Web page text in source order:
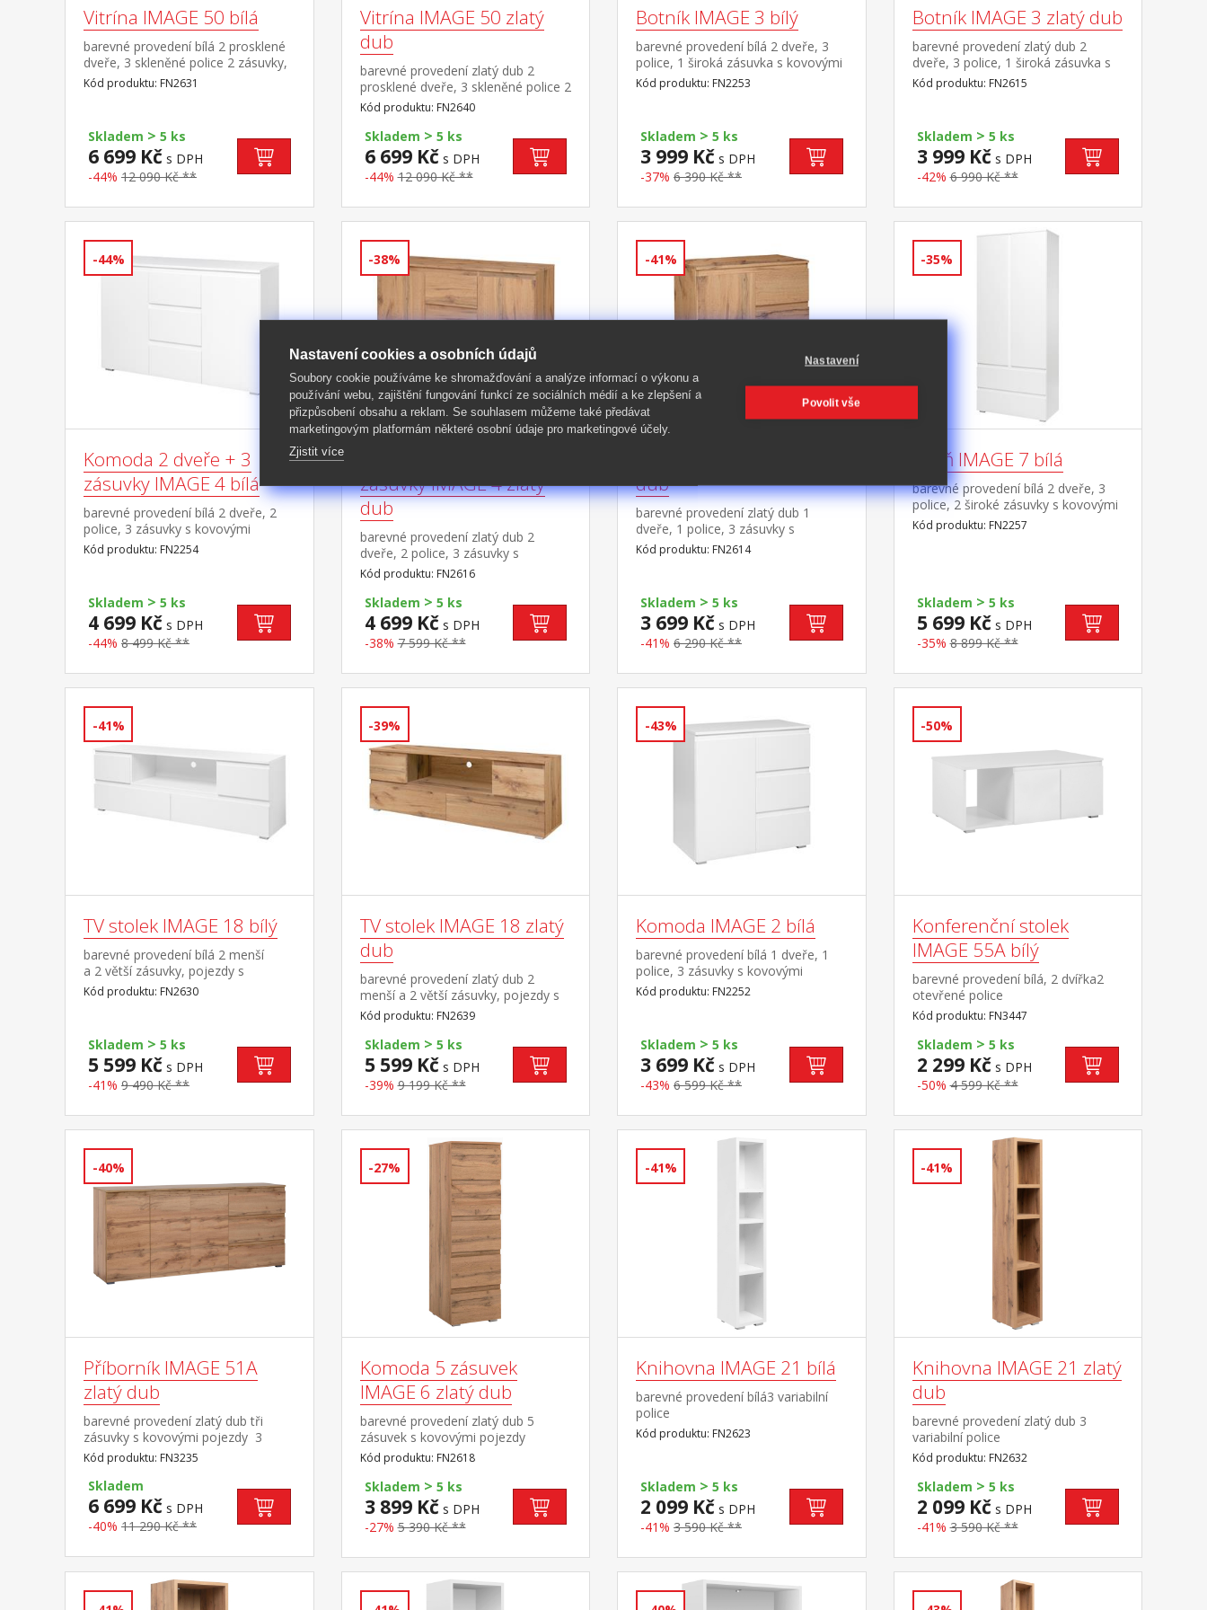
Vitrína IMAGE 50 bílá
barevné provedení bílá 2 prosklené
dveře, 3 skleněné police 2 zásuvky,
pojezdy s kuličkovými ložisky záda
jsou oboustranná, možno zvolit
dub
Kód produktu: FN2631
Skladem > 5 ks
6 699 Kč s DPH
-44% 12 090 Kč **
Vitrína IMAGE 50 zlatý
dub
barevné provedení zlatý dub 2
prosklené dveře, 3 skleněné police 2
zásuvky, pojezdy s kuličkovými
ložisky záda jsou oboustranná,
možno zvolit barevné
provedení zlatý dub nebo bílá
Kód produktu: FN2640
Skladem > 5 ks
6 699 Kč s DPH
-44% 12 090 Kč **
Botník IMAGE 3 bílý
barevné provedení bílá 2 dveře, 3
police, 1 široká zásuvka s kovovými
pojezdy
Kód produktu: FN2253
Skladem > 5 ks
3 999 Kč s DPH
-37% 6 390 Kč **
Botník IMAGE 3 zlatý dub
barevné provedení zlatý dub 2
dveře, 3 police, 1 široká zásuvka s
kovovými pojezdy
Kód produktu: FN2615
Skladem > 5 ks
3 999 Kč s DPH
-42% 6 990 Kč **
-44%
Komoda 2 dveře + 3
zásuvky IMAGE 4 bílá
barevné provedení bílá 2 dveře, 2
police, 3 zásuvky s kovovými
pojezdy
Kód produktu: FN2254
Skladem > 5 ks
4 699 Kč s DPH
-44% 8 499 Kč **
-38%
zásuvky IMAGE 4 zlatý
dub
barevné provedení zlatý dub 2
dveře, 2 police, 3 zásuvky s
kovovými pojezdy
Kód produktu: FN2616
Skladem > 5 ks
4 699 Kč s DPH
-38% 7 599 Kč **
-41%
dub
barevné provedení zlatý dub 1
dveře, 1 police, 3 zásuvky s
kovovými pojezdy
Kód produktu: FN2614
Skladem > 5 ks
3 699 Kč s DPH
-41% 6 290 Kč **
-35%
Skříň IMAGE 7 bílá
barevné provedení bílá 2 dveře, 3
police, 2 široké zásuvky s kovovými
pojezdy
Kód produktu: FN2257
Skladem > 5 ks
5 699 Kč s DPH
-35% 8 899 Kč **
-41%
TV stolek IMAGE 18 bílý
barevné provedení bílá 2 menší
a 2 větší zásuvky, pojezdy s
kuličkovými ložisky
Kód produktu: FN2630
Skladem > 5 ks
5 599 Kč s DPH
-41% 9 490 Kč **
-39%
TV stolek IMAGE 18 zlatý
dub
barevné provedení zlatý dub 2
menší a 2 větší zásuvky, pojezdy s
kuličkovými ložisky
Kód produktu: FN2639
Skladem > 5 ks
5 599 Kč s DPH
-39% 9 199 Kč **
-43%
Komoda IMAGE 2 bílá
barevné provedení bílá 1 dveře, 1
police, 3 zásuvky s kovovými
pojezdy
Kód produktu: FN2252
Skladem > 5 ks
3 699 Kč s DPH
-43% 6 599 Kč **
-50%
Konferenční stolek
IMAGE 55A bílý
barevné provedení bílá, 2 dvířka2
otevřené police
Kód produktu: FN3447
Skladem > 5 ks
2 299 Kč s DPH
-50% 4 599 Kč **
-40%
Příborník IMAGE 51A
zlatý dub
barevné provedení zlatý dub tři
zásuvky s kovovými pojezdy 3
dvířka, 2 variabilní police
Kód produktu: FN3235
Skladem
6 699 Kč s DPH
-40% 11 290 Kč **
-27%
Komoda 5 zásuvek
IMAGE 6 zlatý dub
barevné provedení zlatý dub 5
zásuvek s kovovými pojezdy
Kód produktu: FN2618
Skladem > 5 ks
3 899 Kč s DPH
-27% 5 390 Kč **
-41%
Knihovna IMAGE 21 bílá
barevné provedení bílá3 variabilní
police
Kód produktu: FN2623
Skladem > 5 ks
2 099 Kč s DPH
-41% 3 590 Kč **
-41%
Knihovna IMAGE 21 zlatý
dub
barevné provedení zlatý dub 3
variabilní police
Kód produktu: FN2632
Skladem > 5 ks
2 099 Kč s DPH
-41% 3 590 Kč **
Nastavení cookies a osobních údajů
Soubory cookie používáme ke shromažďování a analýze informací o výkonu a
používání webu, zajištění fungování funkcí ze sociálních médií a ke zlepšení a
přizpůsobení obsahu a reklam. Se souhlasem můžeme také předávat
marketingovým platformám některé osobní údaje pro marketingové účely.
Zjistit více
Nastavení
Povolit vše